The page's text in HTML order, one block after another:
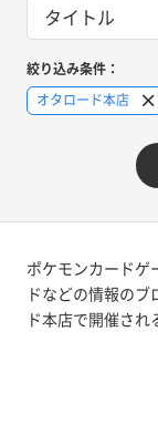
タイトル
絞り込み条件：
オタロード本店
ポケモンカードゲ
ドなどの情報の
ド本店で開催され